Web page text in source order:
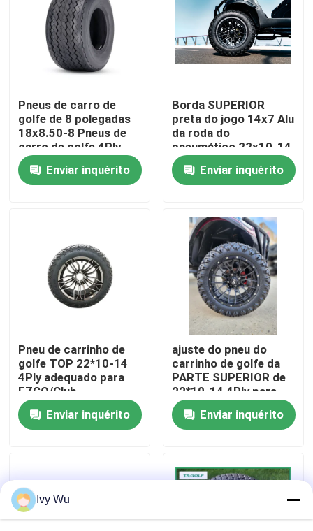
Casa
Produtos
Excursão da fábrica
Controle da qualidade
Contato E.U.
Notícia
Tampas de roda do carrinho de golfe
Painel do carrinho de golfe
Pneus de carro de
golfe de 8 polegadas
18x8.50-8 Pneus de
carro de golfe 4Ply
para carro de clube
ezgo yamaha
Enviar inquérito
Borda SUPERIOR
preta do jogo 14x7 Alu
da roda do
pneumático 22x10-14
do carrinho de golfe
Enviar inquérito
Pneu de carrinho de
golfe TOP 22*10-14
4Ply adequado para
EZGO/Club
Car/Yamaha
Enviar inquérito
ajuste do pneu do
carrinho de golfe da
PARTE SUPERIOR de
22*10-14 4Ply para
EZGO/carro/Yamaha
do clubeEnviar inquérito
Ivy Wu